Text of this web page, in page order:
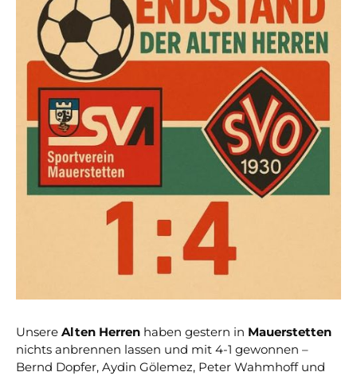
Unsere Alten Herren haben gestern in Mauerstetten
nichts anbrennen lassen und mit 4-1 gewonnen –
Bernd Dopfer, Aydin Gölemez, Peter Wahmhoff und